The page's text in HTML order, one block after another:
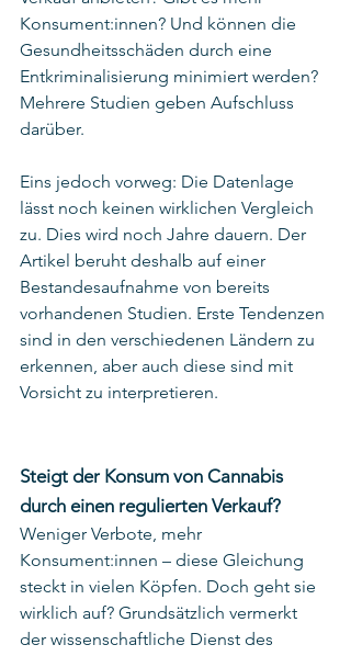
Konsument:innen? Und können die
Gesundheitsschäden durch eine
Entkriminalisierung minimiert werden?
Mehrere Studien geben Aufschluss
darüber.
Eins jedoch vorweg: Die Datenlage
lässt noch keinen wirklichen Vergleich
zu. Dies wird noch Jahre dauern. Der
Artikel beruht deshalb auf einer
Bestandesaufnahme von bereits
vorhandenen Studien. Erste Tendenzen
sind in den verschiedenen Ländern zu
erkennen, aber auch diese sind mit
Vorsicht zu interpretieren.
Steigt der Konsum von Cannabis
durch einen regulierten Verkauf?
Weniger Verbote, mehr
Konsument:innen – diese Gleichung
steckt in vielen Köpfen. Doch geht sie
wirklich auf? Grundsätzlich vermerkt
der wissenschaftliche Dienst des